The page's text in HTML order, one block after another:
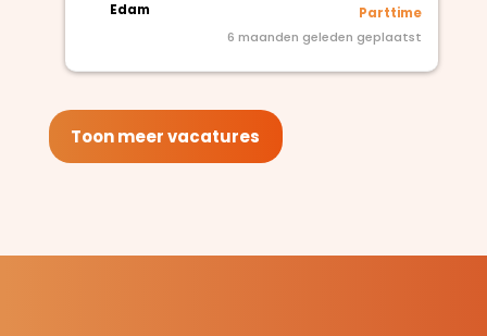
Edam
Parttime
6 maanden geleden geplaatst
Toon meer vacatures